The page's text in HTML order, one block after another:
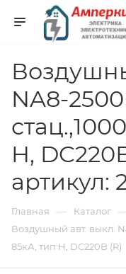
NA8-
H,
артикул:
Главная — Каталог
Воздушный авт. выкл.
85кА, тип H, DC220В (R)